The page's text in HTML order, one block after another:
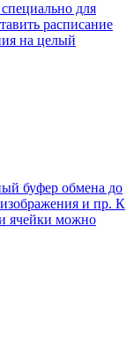
для
расписание
на целый
буфер обмена до
изображения и пр. К
ячейки можно